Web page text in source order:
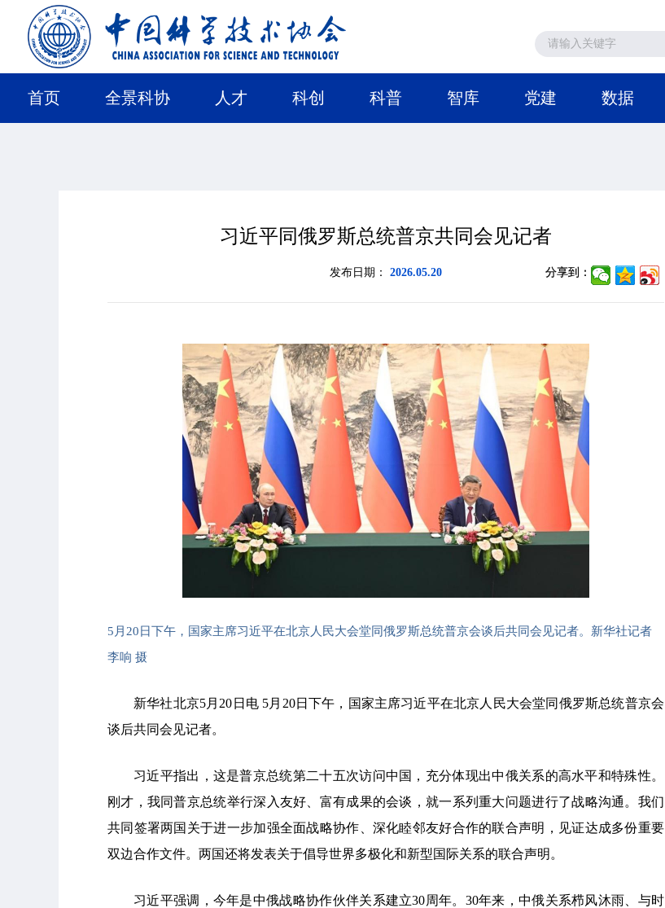
首页 全景科协 人才 科创 科普 智库 党建 数据
习近平同俄罗斯总统普京共同会见记者
发布日期： 2026.05.20 分享到：
5月20日下午，国家主席习近平在北京人民大会堂同俄罗斯总统普京会谈后共同会见记者。新华社记者
李响 摄
新华社北京5月20日电 5月20日下午，国家主席习近平在北京人民大会堂同俄罗斯总统普京会
谈后共同会见记者。
习近平指出，这是普京总统第二十五次访问中国，充分体现出中俄关系的高水平和特殊性。
刚才，我同普京总统举行深入友好、富有成果的会谈，就一系列重大问题进行了战略沟通。我们
共同签署两国关于进一步加强全面战略协作、深化睦邻友好合作的联合声明，见证达成多份重要
双边合作文件。两国还将发表关于倡导世界多极化和新型国际关系的联合声明。
习近平强调，今年是中俄战略协作伙伴关系建立30周年。30年来，中俄关系栉风沐雨、与时